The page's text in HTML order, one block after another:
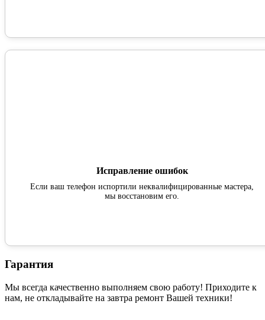
Исправление ошибок
Если ваш телефон испортили неквалифицированные мастера,
мы восстановим его.
Гарантия
Мы всегда качественно выполняем свою работу! Приходите к
нам, не откладывайте на завтра ремонт Вашей техники!